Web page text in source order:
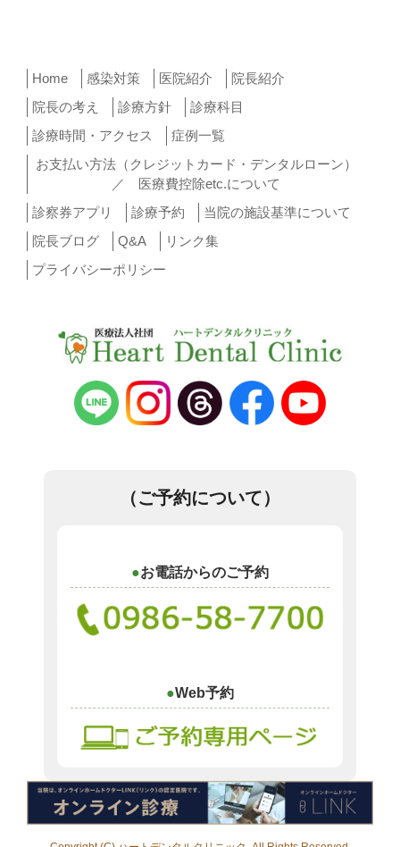
Home 感染対策 医院紹介
院長紹介
院長の考え
診療方針
診療科目
診療時間・アクセス
症例一覧
お支払い方法（クレジットカード・デンタルローン）
／ 医療費控除etc.について
診察券アプリ
診療予約
当院の施設基準について
院長ブログ
Q&A
リンク集
プライバシーポリシー
（ご予約について）
お電話からのご予約
Web予約